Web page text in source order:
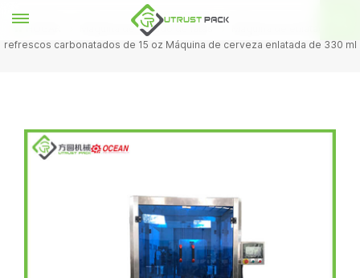
Máquina de sellado de latas
refrescos carbonatados de 15 oz Máquina de cerveza enlatada de 330 ml